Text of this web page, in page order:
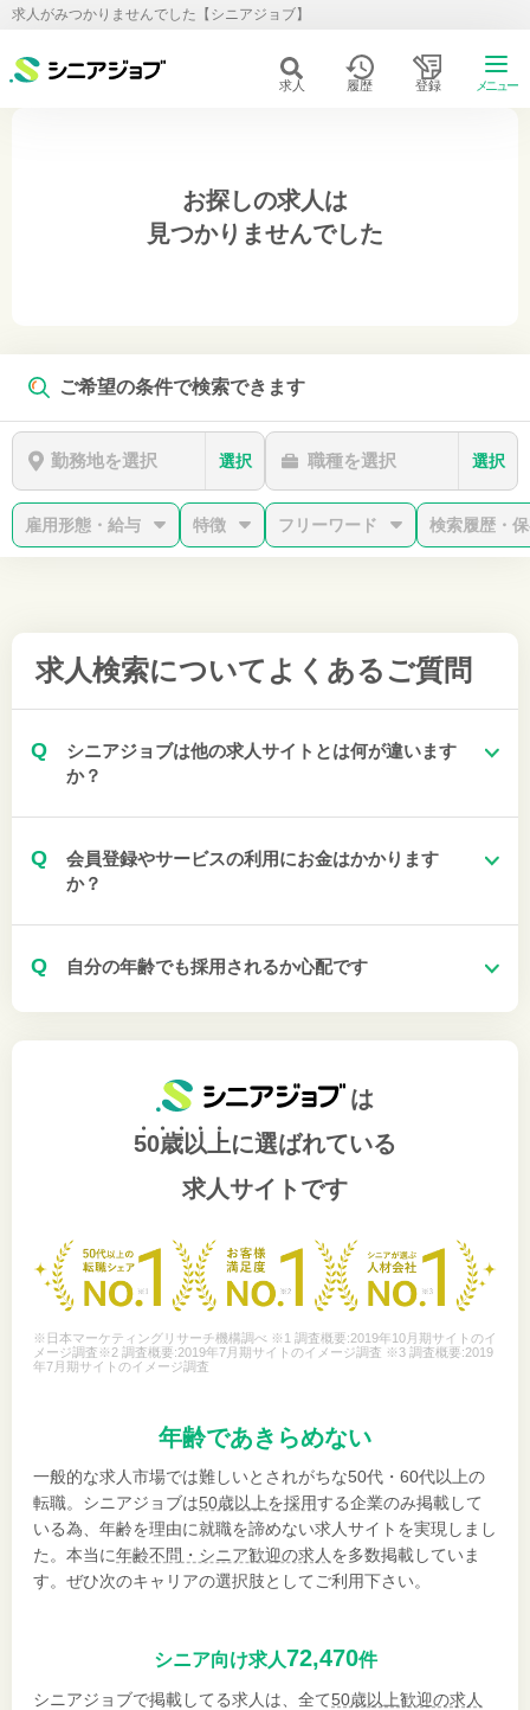
求人がみつかりませんでした【シニアジョブ】
求人 履歴 登録 メニュー
お探しの求人は
見つかりませんでした
ご希望の条件で検索できます
勤務地を選択 選択 職種を選択 選択
雇用形態・給与 特徴 フリーワード 検索履歴・
求人検索について よくあるご質問
Q
シニアジョブは他の求人サイトとは何が違います
か？
Q
会員登録やサービスの利用にお金はかかります
か？
Q 自分の年齢でも採用されるか心配です
は
50歳以上に選ばれている
求人サイトです
※日本マーケティングリサーチ機構調べ ※1 調査概要:2019年10月期サイトのイ
メージ調査※2 調査概要:2019年7月期サイトのイメージ調査 ※3 調査概要:2019
年7月期サイトのイメージ調査
年齢であきらめない
一般的な求人市場では難しいとされがちな50代・60代以上の
転職。シニアジョブは50歳以上を採用する企業のみ掲載して
いる為、年齢を理由に就職を諦めない求人サイトを実現しまし
た。本当に年齢不問・シニア歓迎の求人 を多数掲載していま
す。ぜひ次のキャリアの選択肢としてご利用下さい。
シニア向け求人72,470件
シニアジョブで掲載してる求人は、全て50歳以上歓迎の求人